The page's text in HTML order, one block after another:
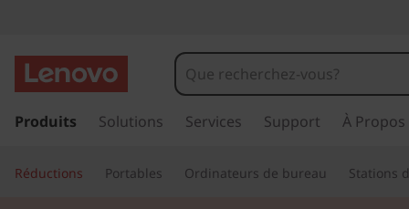
o
g
a
9
a
e
Produits Solutions Services Support À Propos
Réductions Portables Ordinateurs de bureau Stations